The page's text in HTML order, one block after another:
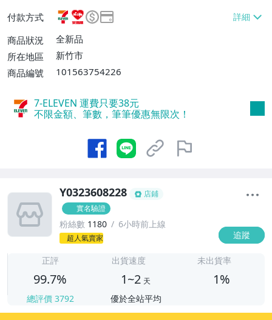
或消費滿$3000免運費】、萊爾富取貨付款
【單件運費$60、消費滿$2000免運費】、
郵局掛號【單件運費$60、滿8件或消費滿
$3000免運費】
付款方式
商品狀況
全新品
所在地區
新竹市
商品編號
101563754226
7-ELEVEN 運費只要38元
不限金額、筆數，筆筆優惠無限次！
Y0323608228
店鋪
實名驗證
粉絲數 1180 6小時前上線
超人氣賣家 追蹤
正評
99.7%
總評價 3792
出貨速度
1~2 天
優於全站平均
未出貨率
1%